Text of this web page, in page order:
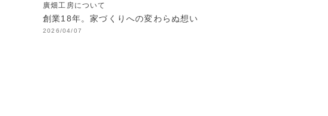
創業18年。家づくりへの変わらぬ想い
廣畑工房について
2026/04/07